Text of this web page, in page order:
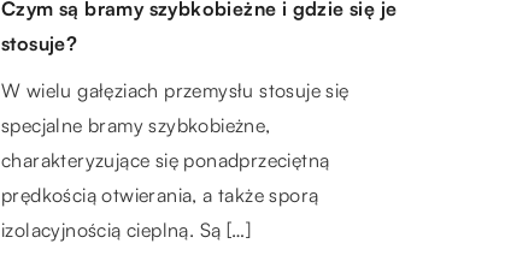
System do obsługi magazynu i program
dla gastronomii – czy można je połączyć?
Obsługa klienta to w dzisiejszych czasach
niemałe wyzwanie. Wymagania są coraz
większe – zarówno pod względem jakości
towarów i usług, […]
Czym są bramy szybkobieżne i gdzie się je
stosuje?
W wielu gałęziach przemysłu stosuje się
specjalne bramy szybkobieżne,
charakteryzujące się ponadprzeciętną
prędkością otwierania, a także sporą
izolacyjnością cieplną. Są […]
Aparatura przemysłowa i jej zastosowanie
w przemyśle
Aparatura przemysłowa to różnorodny
wybór aparatów, maszyn i urządzeń, które
znajdują zastosowanie zarówno w przemyśle,
jak i w życiu codziennym. […]